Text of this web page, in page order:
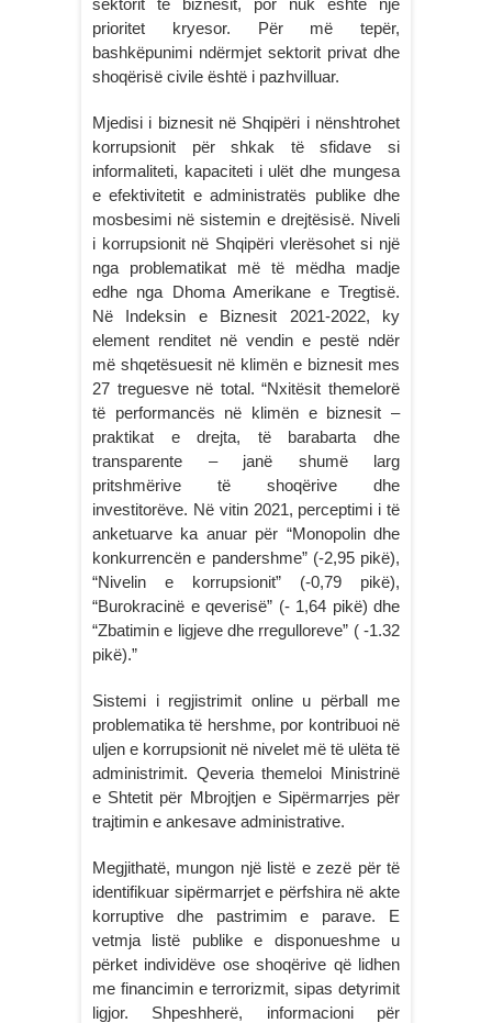
sektorit të biznesit, por nuk është një
prioritet kryesor. Për më tepër,
bashkëpunimi ndërmjet sektorit privat dhe
shoqërisë civile është i pazhvilluar.
Mjedisi i biznesit në Shqipëri i nënshtrohet
korrupsionit për shkak të sfidave si
informaliteti, kapaciteti i ulët dhe mungesa
e efektivitetit e administratës publike dhe
mosbesimi në sistemin e drejtësisë. Niveli
i korrupsionit në Shqipëri vlerësohet si një
nga problematikat më të mëdha madje
edhe nga Dhoma Amerikane e Tregtisë.
Në Indeksin e Biznesit 2021-2022, ky
element renditet në vendin e pestë ndër
më shqetësuesit në klimën e biznesit mes
27 treguesve në total. “Nxitësit themelorë
të performancës në klimën e biznesit –
praktikat e drejta, të barabarta dhe
transparente – janë shumë larg
pritshmërive të shoqërive dhe
investitorëve. Në vitin 2021, perceptimi i të
anketuarve ka anuar për “Monopolin dhe
konkurrencën e pandershme” (-2,95 pikë),
“Nivelin e korrupsionit” (-0,79 pikë),
“Burokracinë e qeverisë” (- 1,64 pikë) dhe
“Zbatimin e ligjeve dhe rregulloreve” ( -1.32
pikë).”
Sistemi i regjistrimit online u përball me
problematika të hershme, por kontribuoi në
uljen e korrupsionit në nivelet më të ulëta të
administrimit. Qeveria themeloi Ministrinë
e Shtetit për Mbrojtjen e Sipërmarrjes për
trajtimin e ankesave administrative.
Megjithatë, mungon një listë e zezë për të
identifikuar sipërmarrjet e përfshira në akte
korruptive dhe pastrimim e parave. E
vetmja listë publike e disponueshme u
përket individëve ose shoqërive që lidhen
me financimin e terrorizmit, sipas detyrimit
ligjor. Shpeshherë, informacioni për